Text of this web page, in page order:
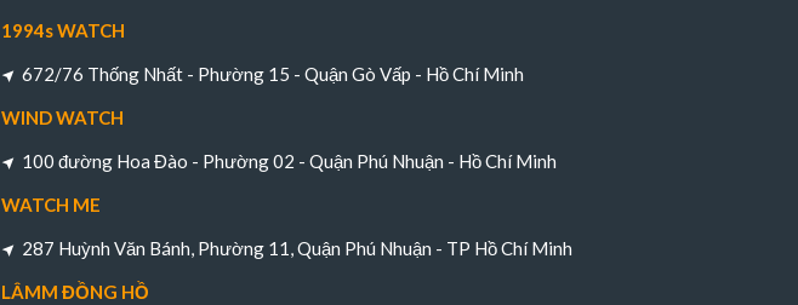
1994s WATCH
672/76 Thống Nhất - Phường 15 - Quận Gò Vấp - Hồ Chí Minh
WIND WATCH
100 đường Hoa Đào - Phường 02 - Quận Phú Nhuận - Hồ Chí Minh
WATCH ME
287 Huỳnh Văn Bánh, Phường 11, Quận Phú Nhuận - TP Hồ Chí Minh
LÂMM ĐỒNG HỒ